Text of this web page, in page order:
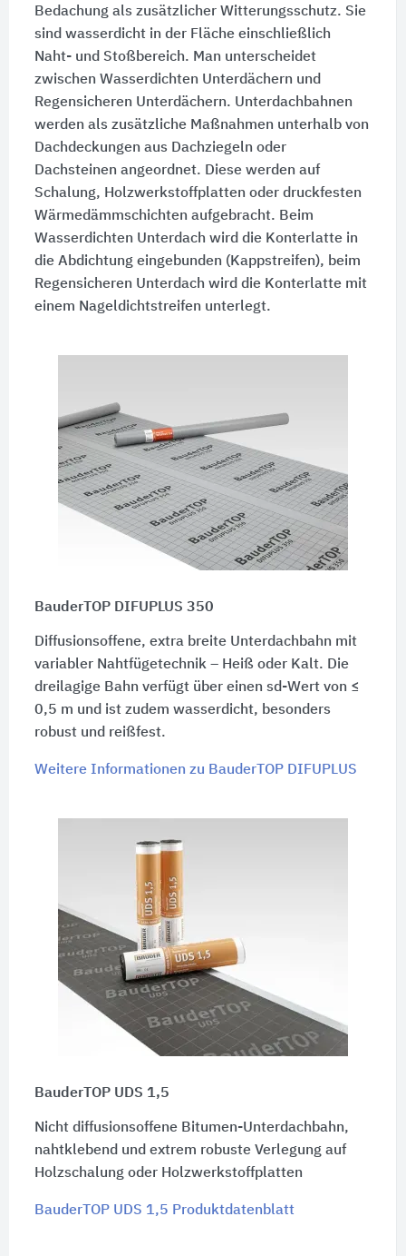
Bedachung als zusätzlicher Witterungsschutz. Sie
sind wasserdicht in der Fläche einschließlich
Naht- und Stoßbereich. Man unterscheidet
zwischen Wasserdichten Unterdächern und
Regensicheren Unterdächern. Unterdachbahnen
werden als zusätzliche Maßnahmen unterhalb von
Dachdeckungen aus Dachziegeln oder
Dachsteinen angeordnet. Diese werden auf
Schalung, Holzwerkstoffplatten oder druckfesten
Wärmedämmschichten aufgebracht. Beim
Wasserdichten Unterdach wird die Konterlatte in
die Abdichtung eingebunden (Kappstreifen), beim
Regensicheren Unterdach wird die Konterlatte mit
einem Nageldichtstreifen unterlegt.
BauderTOP DIFUPLUS 350
Diffusionsoffene, extra breite Unterdachbahn mit
variabler Nahtfügetechnik – Heiß oder Kalt. Die
dreilagige Bahn verfügt über einen sd-Wert von ≤
0,5 m und ist zudem wasserdicht, besonders
robust und reißfest.
Weitere Informationen zu BauderTOP DIFUPLUS
BauderTOP UDS 1,5
Nicht diffusionsoffene Bitumen-Unterdachbahn,
nahtklebend und extrem robuste Verlegung auf
Holzschalung oder Holzwerkstoffplatten
BauderTOP UDS 1,5 Produktdatenblatt